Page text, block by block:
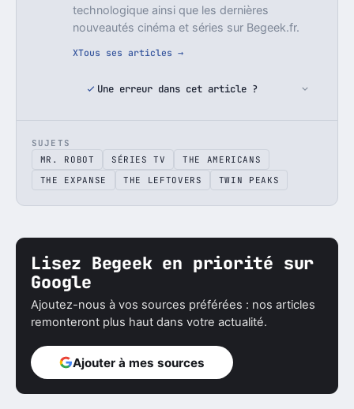
technologique ainsi que les dernières
nouveautés cinéma et séries sur Begeek.fr.
XTous ses articles →
Une erreur dans cet article ?
SUJETS
MR. ROBOT
SÉRIES TV
THE AMERICANS
THE EXPANSE
THE LEFTOVERS TWIN PEAKS
Lisez Begeek en priorité sur
Google
Ajoutez-nous à vos sources préférées : nos articles
remonteront plus haut dans votre actualité.
Ajouter à mes sources